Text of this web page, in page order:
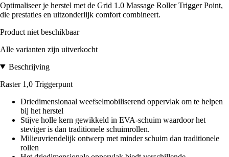
Optimaliseer je herstel met de Grid 1.0 Massage Roller Trigger Point,
die prestaties en uitzonderlijk comfort combineert.
Product niet beschikbaar
Alle varianten zijn uitverkocht
Beschrijving
Raster 1,0 Triggerpunt
Driedimensionaal weefselmobiliserend oppervlak om te helpen
bij het herstel
Stijve holle kern gewikkeld in EVA-schuim waardoor het
steviger is dan traditionele schuimrollen.
Milieuvriendelijk ontwerp met minder schuim dan traditionele
rollen